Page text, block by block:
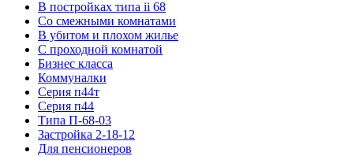
В постройках типа ii 68
Со смежными комнатами
В убитом и плохом жилье
С проходной комнатой
Бизнес класса
Коммуналки
Серия п44т
Серия п44
Типа П-68-03
Застройка 2-18-12
Для пенсионеров